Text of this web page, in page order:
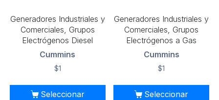
Generadores Industriales y
Comerciales, Grupos
Electrógenos Diesel
Cummins
$1
Seleccionar
Generadores Industriales y
Comerciales, Grupos
Electrógenos a Gas
Cummins
$1
Seleccionar